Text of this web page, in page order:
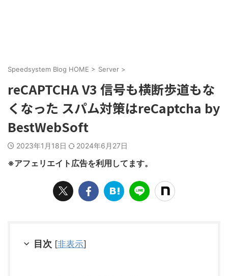
Speedsystem Blog HOME > Server >
reCAPTCHA V3 信号も横断歩道もな
くなった スパム対策はreCaptcha by
BestWebSoft
2023年1月18日 2024年6月27日
※アフェリエイト広告を利用してます。
目次 [非表示]